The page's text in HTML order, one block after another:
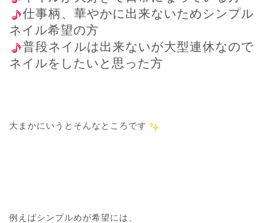
仕事柄、華やかに出来ないためシンプル
ネイル希望の方
普段ネイルは出来ないが大型連休なので
ネイルをしたいと思った方
大まかにいうとそんなところです
例えばシンプルめが希望には、